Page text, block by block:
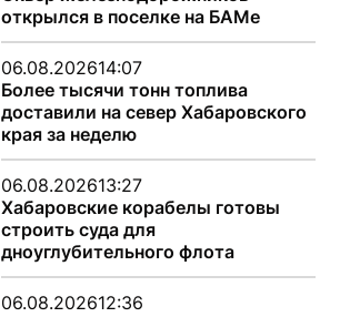
открылся в поселке на БАМе
06.08.202614:07
Более тысячи тонн топлива
доставили на север Хабаровского
края за неделю
06.08.202613:27
Хабаровские корабелы готовы
строить суда для
дноуглубительного флота
06.08.202612:36